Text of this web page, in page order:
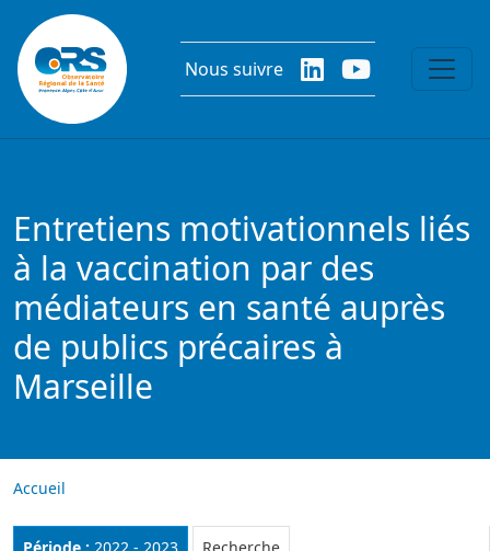
Aller au contenu principal
Nous suivre
Entretiens motivationnels liés
à la vaccination par des
médiateurs en santé auprès
de publics précaires à
Marseille
Accueil
Rubrique :